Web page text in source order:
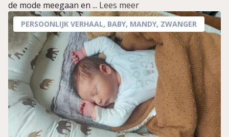
de mode meegaan en ... Lees meer
PERSOONLIJK VERHAAL, BABY, MANDY, ZWANGER